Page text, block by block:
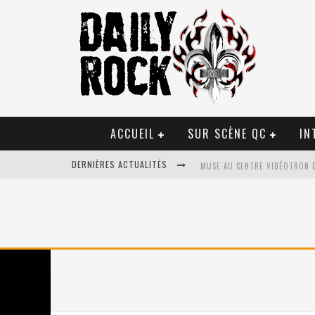
ACCUEIL SUR SCÈNE QC
DERNIÈRES ACTUALITÉS MUSE AU CENTRE VIDÉOTRON
JOURNEY AU CENTRE